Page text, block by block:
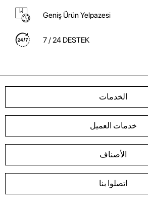
Geniş Ürün Yelpazesi
7 / 24 DESTEK
الخدمات
خدمات العميل
الأصناف
اتصلوا بنا